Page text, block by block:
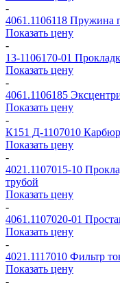
-
4061.1106118 Пружина
Показать цену
-
13-1106170-01
Показать цену
-
4061.1106185
Показать цену
-
К151 Д-1107010
Показать цену
-
4021.1107015-10
трубой
Показать цену
-
4061.1107020-01
Показать цену
-
4021.1117010 Фильтр
Показать цену